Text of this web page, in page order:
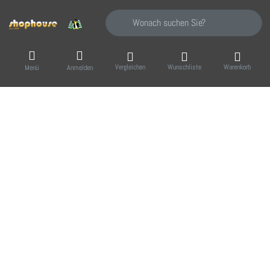
Geben Sie einen Suchbegriff ein. Während
Menü Anmelden Vergleichen Wunschliste Warenkorb